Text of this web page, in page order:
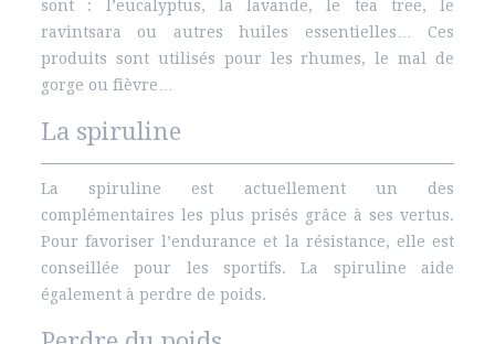
sont : l’eucalyptus, la lavande, le tea tree, le
ravintsara ou autres huiles essentielles… Ces
produits sont utilisés pour les rhumes, le mal de
gorge ou fièvre…
La spiruline
La spiruline est actuellement un des
complémentaires les plus prisés grâce à ses vertus.
Pour favoriser l’endurance et la résistance, elle est
conseillée pour les sportifs. La spiruline aide
également à perdre de poids.